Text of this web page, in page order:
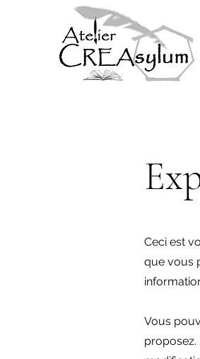
Ceci est
que vous
Vous